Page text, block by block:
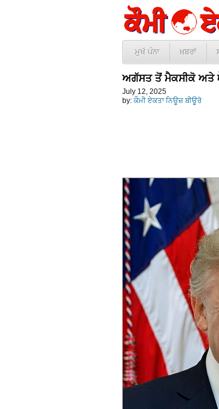
ਮੁਖੱ ਪੰਨਾ ਖ਼ਬਰਾਂ
ਅਗੱਸਤ ਤੋਂ ਮੈਕਸੀਕੋ ਅਤੇ
July 12, 2025
by: ਕੌਮੀ ਏਕਤਾ ਨਿਊਜ਼ ਬੀਊਰੋ